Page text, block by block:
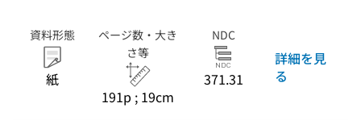
資料形態
紙
ページ数・大き
さ等
191p ; 19cm
NDC
371.31
詳細を見
る